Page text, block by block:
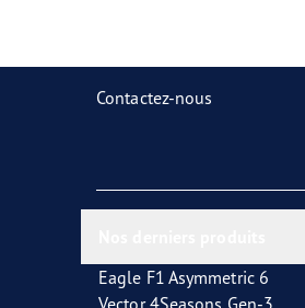
Contactez-nous
Eagle F1 Asymmetric 6
Vector 4Seasons Gen-3